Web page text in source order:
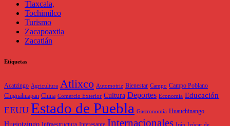
Tlaxcala,
Tochimilco
Turismo
Zacapoaxtla
Zacatlán
Etiquetas
Acatzingo Agricultura Atlixco Automotriz Bienestar Campo Campo Poblano
Chignahuapan China Comercio Exterior Cultura Deportes Economía Educación
EEUU Estado de Puebla Gastronomía Huauchinango
Huejotzingo Infraestructura Interesante Internacionales Irán Izúcar de